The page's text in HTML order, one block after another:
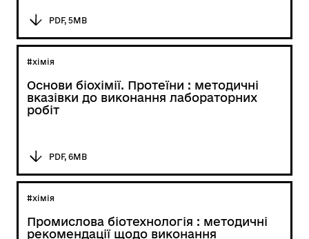
PDF, 5MB
#хімія
Основи біохімії. Протеїни : методичні
вказівки до виконання лабораторних
робіт
PDF, 6MB
#хімія
Промислова біотехнологія : методичні
рекомендації щодо виконання